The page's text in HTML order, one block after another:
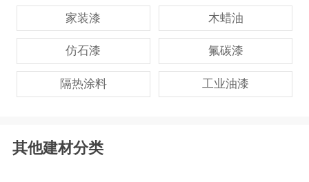
家装漆 木蜡油
仿石漆 氟碳漆
隔热涂料 工业油漆
其他建材分类